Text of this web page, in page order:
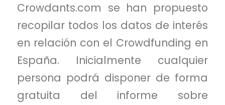
Crowdants.com se han propuesto
recopilar todos los datos de interés
en relación con el Crowdfunding en
España. Inicialmente cualquier
persona podrá disponer de forma
gratuita del informe sobre